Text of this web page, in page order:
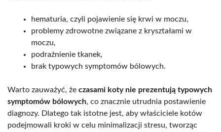
hematuria, czyli pojawienie się krwi w moczu,
problemy zdrowotne związane z kryształami w
moczu,
podrażnienie tkanek,
brak typowych symptomów bólowych.
Warto zauważyć, że czasami koty nie prezentują typowych
symptomów bólowych, co znacznie utrudnia postawienie
diagnozy. Dlatego tak istotne jest, aby właściciele kotów
podejmowali kroki w celu minimalizacji stresu, tworząc